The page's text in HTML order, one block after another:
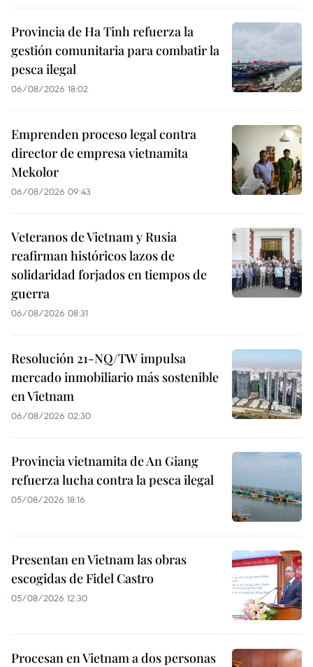
Provincia de Ha Tinh refuerza la
gestión comunitaria para combatir la
pesca ilegal
06/08/2026 18:02
Emprenden proceso legal contra
director de empresa vietnamita
Mekolor
06/08/2026 09:43
Veteranos de Vietnam y Rusia
reafirman históricos lazos de
solidaridad forjados en tiempos de
guerra
06/08/2026 08:31
Resolución 21-NQ/TW impulsa
mercado inmobiliario más sostenible
en Vietnam
06/08/2026 02:30
Provincia vietnamita de An Giang
refuerza lucha contra la pesca ilegal
05/08/2026 18:16
Presentan en Vietnam las obras
escogidas de Fidel Castro
05/08/2026 12:30
Procesan en Vietnam a dos personas